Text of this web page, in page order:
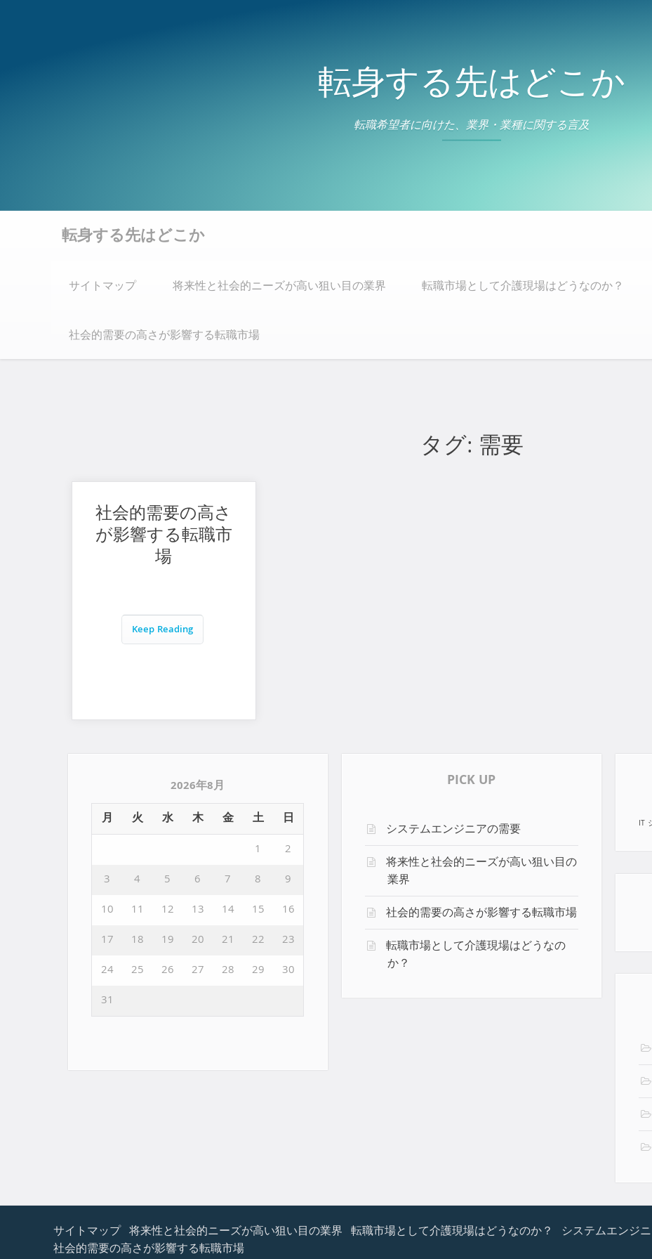
転身する先はどこか
転職希望者に向けた、業界・業種に関する言及
転身する先はどこか
サイトマップ 将来性と社会的ニーズが高い狙い目の業界 転職市場として介護現場はどうなのか？
社会的需要の高さが影響する転職市場
タグ: 需要
社会的需要の高さ
が影響する転職市
場
Keep Reading
2026年8月
月
火 水 木 金 土
日
1
2
3
4 5 6 7 8
9
10
11 12 13 14 15
16
17
18 19 20 21 22
23
24
25 26 27 28 29
30
31
PICK UP
システムエンジニアの需要
将来性と社会的ニーズが高い狙い目の
業界
社会的需要の高さが影響する転職市場
転職市場として介護現場はどうなの
か？
IT
サイトマップ 将来性と社会的ニーズが高い狙い目の業界 転職市場として介護現場はどうなのか？
システムエンジ
社会的需要の高さが影響する転職市場